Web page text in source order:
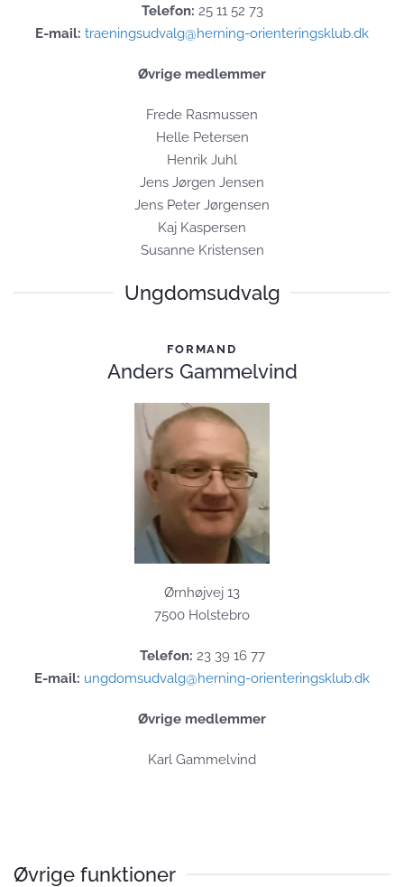
Telefon: 25 11 52 73
E-mail: traeningsudvalg@herning-orienteringsklub.dk
Øvrige medlemmer
Frede Rasmussen
Helle Petersen
Henrik Juhl
Jens Jørgen Jensen
Jens Peter Jørgensen
Kaj Kaspersen
Susanne Kristensen
Ungdomsudvalg
FORMAND
Anders Gammelvind
Ørnhøjvej 13
7500 Holstebro
Telefon: 23 39 16 77
E-mail: ungdomsudvalg@herning-orienteringsklub.dk
Øvrige medlemmer
Karl Gammelvind
Øvrige funktioner